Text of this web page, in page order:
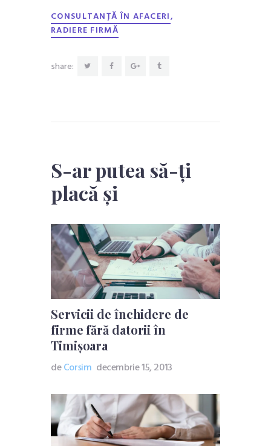
CONSULTANȚĂ ÎN AFACERI,
RADIERE FIRMĂ
share:
S-ar putea să-ți
placă și
Servicii de închidere de
firme fără datorii în
Timișoara
deCorsim decembrie 15, 2013